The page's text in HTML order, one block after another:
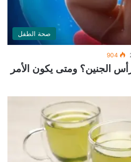
صحة الطفل
904
الجنين؟ ومتى يكون الأمر